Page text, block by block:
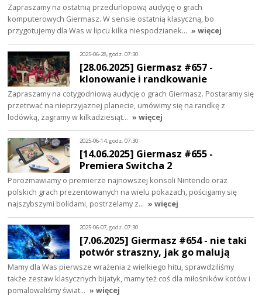
Zapraszamy na ostatnią przedurlopową audycję o grach
komputerowych Giermasz. W sensie ostatnią klasyczną, bo
przygotujemy dla Was w lipcu kilka niespodzianek… » więcej
2025-06-28, godz. 07:30
[28.06.2025] Giermasz #657 -
klonowanie i randkowanie
Zapraszamy na cotygodniową audycję o grach Giermasz. Postaramy się
przetrwać na nieprzyjaznej planecie, umówimy się na randkę z
lodówką, zagramy w kilkadziesiąt… » więcej
2025-06-14, godz. 07:30
[14.06.2025] Giermasz #655 -
Premiera Switcha 2
Porozmawiamy o premierze najnowszej konsoli Nintendo oraz
polskich grach prezentowanych na wielu pokazach, pościgamy się
najszybszymi bolidami, postrzelamy z… » więcej
2025-06-07, godz. 07:30
[7.06.2025] Giermasz #654 - nie taki
potwór straszny, jak go malują
Mamy dla Was pierwsze wrażenia z wielkiego hitu, sprawdziliśmy
także zestaw klasycznych bijatyk, mamy też coś dla miłośników kotów i
pomalowaliśmy świat… » więcej